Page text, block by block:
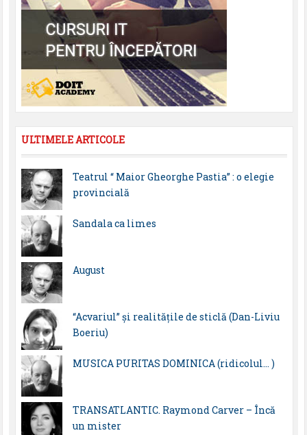
ULTIMELE ARTICOLE
Teatrul “ Maior Gheorghe Pastia” : o elegie
provincială
Sandala ca limes
August
“Acvariul” și realitățile de sticlă (Dan-Liviu
Boeriu)
MUSICA PURITAS DOMINICA (ridicolul… )
TRANSATLANTIC. Raymond Carver – Încă
un mister